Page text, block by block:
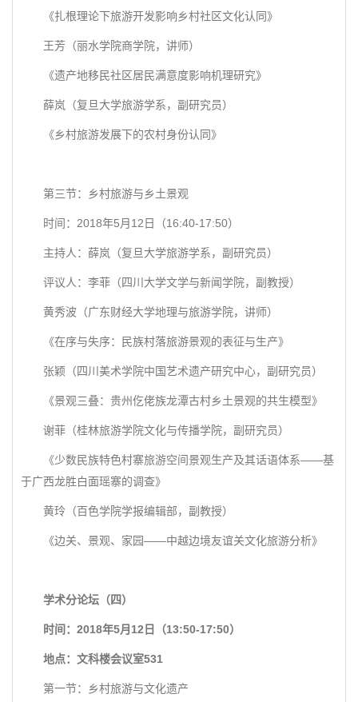
《扎根理论下旅游开发影响乡村社区文化认同》
王芳（丽水学院商学院，讲师）
《遗产地移民社区居民满意度影响机理研究》
薛岚（复旦大学旅游学系，副研究员）
《乡村旅游发展下的农村身份认同》
第三节：乡村旅游与乡土景观
时间：2018年5月12日（16:40-17:50）
主持人：薛岚（复旦大学旅游学系，副研究员）
评议人：李菲（四川大学文学与新闻学院，副教授）
黄秀波（广东财经大学地理与旅游学院，讲师）
《在序与失序：民族村落旅游景观的表征与生产》
张颖（四川美术学院中国艺术遗产研究中心，副研究员）
《景观三叠：贵州仡佬族龙潭古村乡土景观的共生模型》
谢菲（桂林旅游学院文化与传播学院，副研究员）
《少数民族特色村寨旅游空间景观生产及其话语体系——基
于广西龙胜白面瑶寨的调查》
黄玲（百色学院学报编辑部，副教授）
《边关、景观、家园——中越边境友谊关文化旅游分析》
学术分论坛（四）
时间：2018年5月12日（13:50-17:50）
地点：文科楼会议室531
第一节：乡村旅游与文化遗产